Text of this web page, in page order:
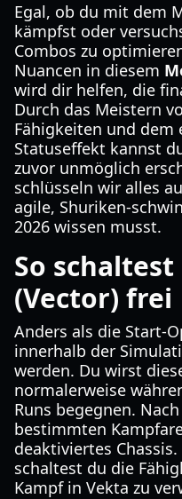
Egal, ob du mit dem
kämpfst oder
Combos zu
Nuancen in diesem
wird dir helfen, die
Durch das Meistern
Fähigkeiten und dem
Statuseffekt kannst
zuvor unmöglich
schlüsseln wir alles
agile, Shuriken-
2026 wissen musst.
So
(Vector) frei
Anders als die Start-
innerhalb der
werden. Du wirst
normalerweise
Runs begegnen.
bestimmten
deaktiviertes
schaltest du die
Kampf in Vekta zu